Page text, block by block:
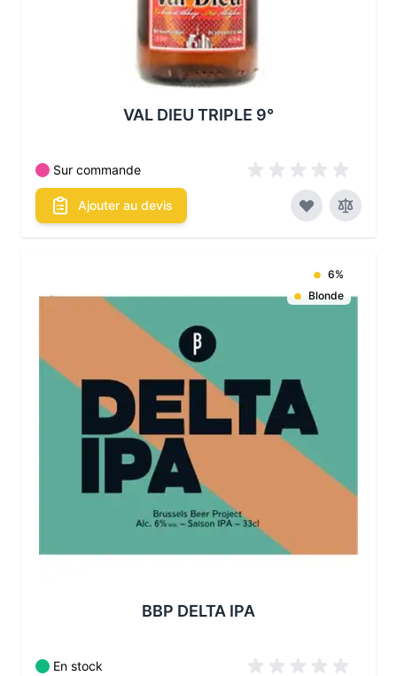
VAL DIEU TRIPLE 9°
Sur commande
Ajouter au devis
6%
Blonde
Les conditionnements disponibles :
BBP DELTA IPA
En stock